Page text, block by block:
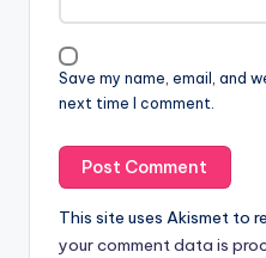
Save my name, email, and
next time I comment.
This site uses Akismet to
your comment data is